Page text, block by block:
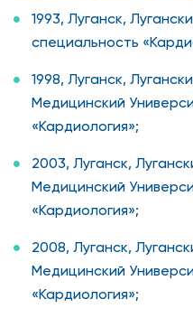
1993, Луганск,
специальность
1998, Луганск,
Медицинский
«Кардиология»;
2003, Луганск,
Медицинский
«Кардиология»;
2008, Луганск,
Медицинский
«Кардиология»;